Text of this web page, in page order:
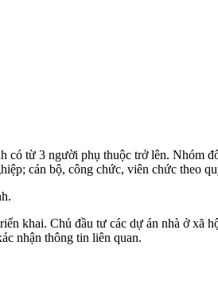
có từ 3 người phụ thuộc trở lên. Nhóm
cán bộ, công chức, viên chức theo
khai. Chủ đầu tư các dự án nhà ở xã
nhận thông tin liên quan.